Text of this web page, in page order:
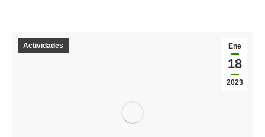
Ene
18
2023
Actividades